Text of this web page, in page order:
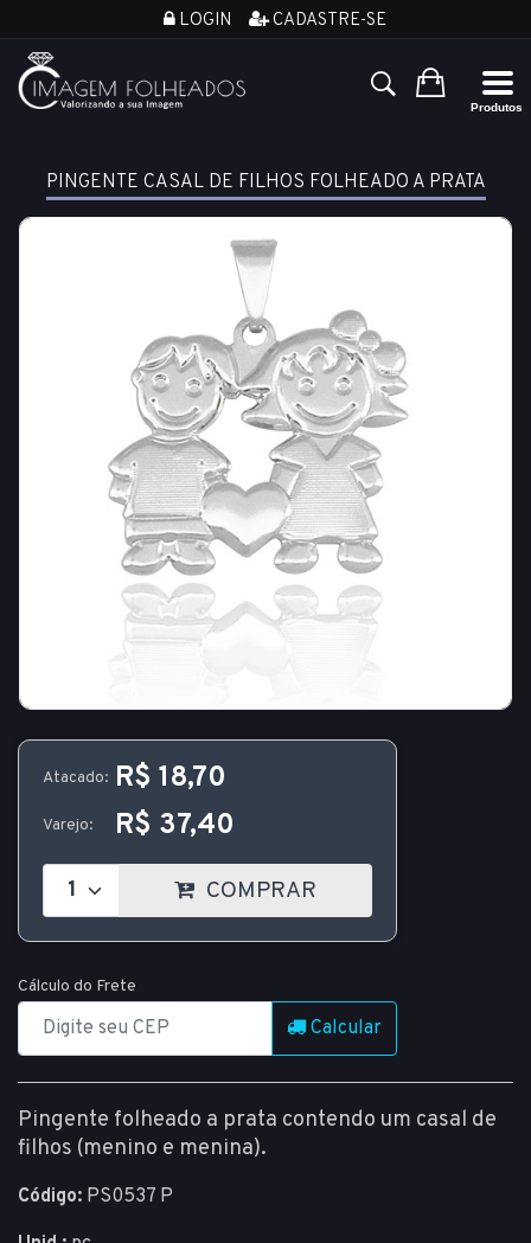
LOGIN CADASTRE-SE
PINGENTE CASAL DE FILHOS FOLHEADO A PRATA
Atacado: R$ 18,70
Varejo: R$ 37,40
COMPRAR
Cálculo do Frete
Calcular
Pingente folheado a prata contendo um casal de
filhos (menino e menina).
Código: PS0537 P